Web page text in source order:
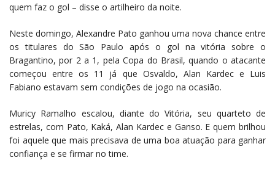
quem faz o gol – disse o artilheiro da noite.
Neste domingo, Alexandre Pato ganhou uma nova chance entre
os titulares do São Paulo após o gol na vitória sobre o
Bragantino, por 2 a 1, pela Copa do Brasil, quando o atacante
começou entre os 11 já que Osvaldo, Alan Kardec e Luis
Fabiano estavam sem condições de jogo na ocasião.
Muricy Ramalho escalou, diante do Vitória, seu quarteto de
estrelas, com Pato, Kaká, Alan Kardec e Ganso. E quem brilhou
foi aquele que mais precisava de uma boa atuação para ganhar
confiança e se firmar no time.